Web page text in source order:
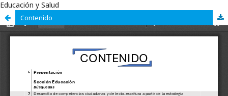
Educación y Salud
Contenido